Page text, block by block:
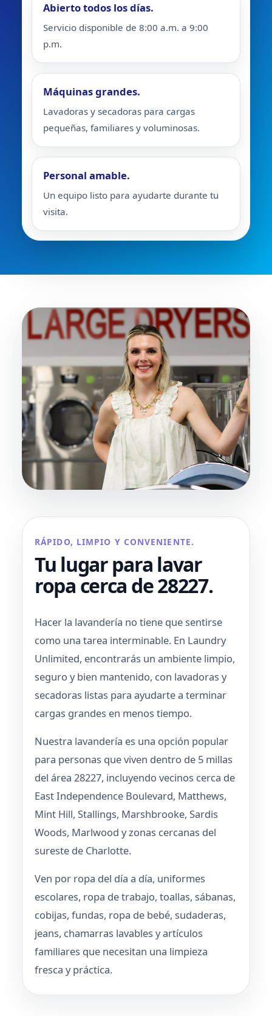
Abierto todos los días.
Servicio disponible de 8:00 a.m. a 9:00
p.m.
Máquinas grandes.
Lavadoras y secadoras para cargas
pequeñas, familiares y voluminosas.
Personal amable.
Un equipo listo para ayudarte durante tu
visita.
RÁPIDO, LIMPIO Y CONVENIENTE.
Tu lugar para lavar
ropa cerca de 28227.
Hacer la lavandería no tiene que sentirse
como una tarea interminable. En Laundry
Unlimited, encontrarás un ambiente limpio,
seguro y bien mantenido, con lavadoras y
secadoras listas para ayudarte a terminar
cargas grandes en menos tiempo.
Nuestra lavandería es una opción popular
para personas que viven dentro de 5 millas
del área 28227, incluyendo vecinos cerca de
East Independence Boulevard, Matthews,
Mint Hill, Stallings, Marshbrooke, Sardis
Woods, Marlwood y zonas cercanas del
sureste de Charlotte.
Ven por ropa del día a día, uniformes
escolares, ropa de trabajo, toallas, sábanas,
cobijas, fundas, ropa de bebé, sudaderas,
jeans, chamarras lavables y artículos
familiares que necesitan una limpieza
fresca y práctica.